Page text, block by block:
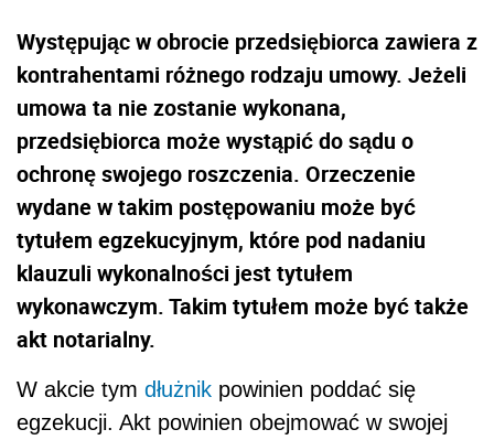
Występując w obrocie przedsiębiorca zawiera z
kontrahentami różnego rodzaju umowy. Jeżeli
umowa ta nie zostanie wykonana,
przedsiębiorca może wystąpić do sądu o
ochronę swojego roszczenia. Orzeczenie
wydane w takim postępowaniu może być
tytułem egzekucyjnym, które pod nadaniu
klauzuli wykonalności jest tytułem
wykonawczym. Takim tytułem może być także
akt notarialny.
W akcie tym dłużnik powinien poddać się
egzekucji. Akt powinien obejmować w swojej